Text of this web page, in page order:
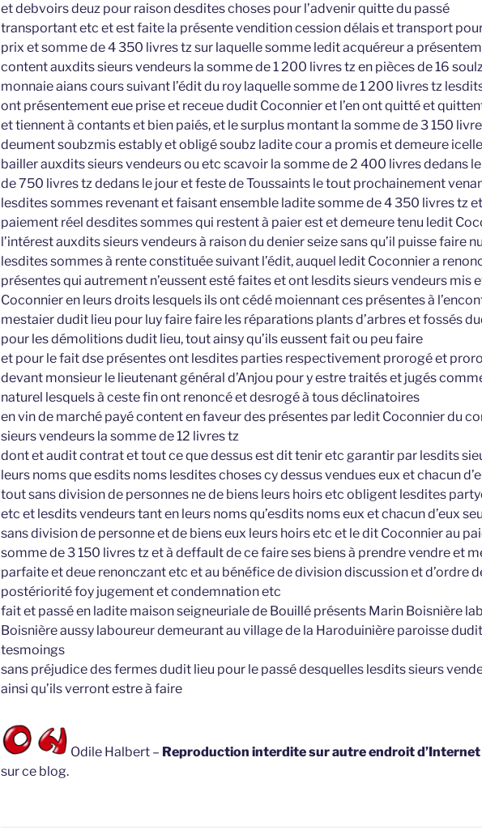
et debvoirs deuz pour raison desdites choses pour l’advenir quitte du passé
transportant etc et est faite la présente vendition cession délais et transport
prix et somme de 4 350 livres tz sur laquelle somme ledit acquéreur a
content auxdits sieurs vendeurs la somme de 1 200 livres tz en pièces de 16
monnaie aians cours suivant l’édit du roy laquelle somme de 1 200 livres tz
ont présentement eue prise et receue dudit Coconnier et l’en ont quitté et
et tiennent à contants et bien paiés, et le surplus montant la somme de 3 150
deument soubzmis estably et obligé soubz ladite cour a promis et demeure
bailler auxdits sieurs vendeurs ou etc scavoir la somme de 2 400 livres dedans
de 750 livres tz dedans le jour et feste de Toussaints le tout prochainement
lesdites sommes revenant et faisant ensemble ladite somme de 4 350 livres tz
paiement réel desdites sommes qui restent à paier est et demeure tenu ledit
l’intérest auxdits sieurs vendeurs à raison du denier seize sans qu’il puisse faire
lesdites sommes à rente constituée suivant l’édit, auquel ledit Coconnier a
présentes qui autrement n’eussent esté faites et ont lesdits sieurs vendeurs mis
Coconnier en leurs droits lesquels ils ont cédé moiennant ces présentes à
mestaier dudit lieu pour luy faire faire les réparations plants d’arbres et fossés
pour les démolitions dudit lieu, tout ainsy qu’ils eussent fait ou peu faire
et pour le fait dse présentes ont lesdites parties respectivement prorogé et
devant monsieur le lieutenant général d’Anjou pour y estre traités et jugés
naturel lesquels à ceste fin ont renoncé et desrogé à tous déclinatoires
en vin de marché payé content en faveur des présentes par ledit Coconnier du
sieurs vendeurs la somme de 12 livres tz
dont et audit contrat et tout ce que dessus est dit tenir etc garantir par lesdits
leurs noms que esdits noms lesdites choses cy dessus vendues eux et chacun
tout sans division de personnes ne de biens leurs hoirs etc obligent lesdites
etc et lesdits vendeurs tant en leurs noms qu’esdits noms eux et chacun d’eux
sans division de personne et de biens eux leurs hoirs etc et le dit Coconnier au
somme de 3 150 livres tz et à deffault de ce faire ses biens à prendre vendre et
parfaite et deue renonczant etc et au bénéfice de division discussion et d’ordre
postériorité foy jugement et condemnation etc
fait et passé en ladite maison seigneuriale de Bouillé présents Marin Boisnière
Boisnière aussy laboureur demeurant au village de la Haroduinière paroisse
tesmoings
sans préjudice des fermes dudit lieu pour le passé desquelles lesdits sieurs
ainsi qu’ils verront estre à faire
Odile Halbert – Reproduction interdite sur autre endroit d’Internet
sur ce blog.